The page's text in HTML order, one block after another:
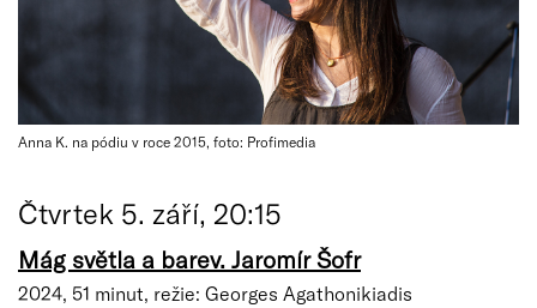
Anna K. na pódiu v roce 2015, foto: Profimedia
Čtvrtek 5. září, 20:15
Mág světla a barev. Jaromír Šofr
2024, 51 minut, režie: Georges Agathonikiadis